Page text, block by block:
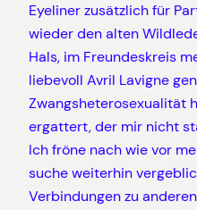
Eyeliner zusätzlich für
wieder den alten
Hals, im Freundeskreis
liebevoll Avril Lavigne
Zwangsheterosexualität
ergattert, der mir nicht
Ich fröne nach wie vor
suche weiterhin
Verbindungen zu